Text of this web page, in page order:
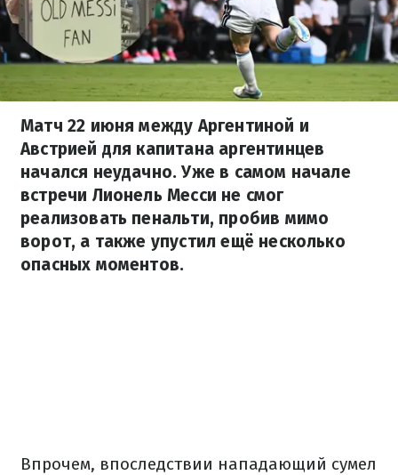
Матч 22 июня между Аргентиной и
Австрией для капитана аргентинцев
начался неудачно. Уже в самом начале
встречи Лионель Месси не смог
реализовать пенальти, пробив мимо
ворот, а также упустил ещё несколько
опасных моментов.
Впрочем, впоследствии нападающий сумел